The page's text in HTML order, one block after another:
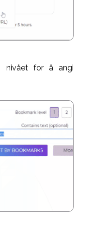
nivået for å angi